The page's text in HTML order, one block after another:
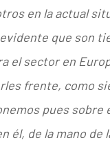
en la actual
que son
el sector en
frente, como
pues sobre
él, de la mano de